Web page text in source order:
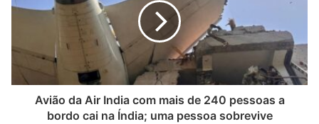
Avião da Air India com mais de 240 pessoas a
bordo cai na Índia; uma pessoa sobrevive